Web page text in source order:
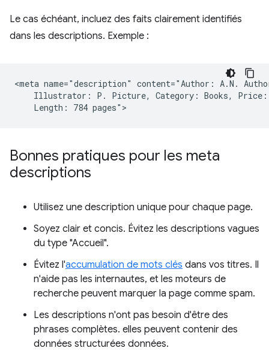
Le cas échéant, incluez des faits clairement identifiés
dans les descriptions. Exemple :
<meta name="description" content="Author: A.N.
Illustrator: P. Picture, Category: Books,
Bonnes pratiques pour les meta
descriptions
Utilisez une description unique pour chaque page.
Soyez clair et concis. Évitez les descriptions vagues
du type "Accueil".
Évitez l'accumulation de mots clés dans vos titres. Il
n'aide pas les internautes, et les moteurs de
recherche peuvent marquer la page comme spam.
Les descriptions n'ont pas besoin d'être des
phrases complètes. elles peuvent contenir des
données structurées données.